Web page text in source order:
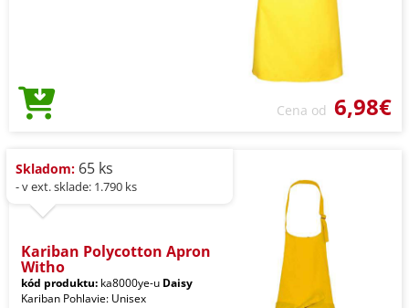
Cena od 6,98€
Skladom: 65 ks
- v ext. sklade: 1.790 ks
Kariban Polycotton Apron
Witho
kód produktu: ka8000ye-u Daisy
Kariban Pohlavie: Unisex